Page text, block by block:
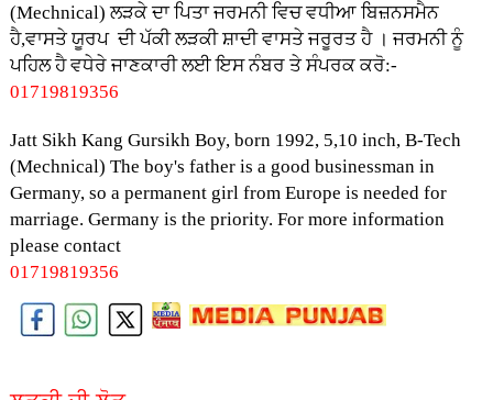
(Mechnical) ਲੜਕੇ ਦਾ ਪਿਤਾ ਜਰਮਨੀ ਵਿਚ ਵਧੀਆ ਬਿਜ਼ਨਸਮੈਨ
ਹੈ,ਵਾਸਤੇ ਯੂਰਪ ਦੀ ਪੱਕੀ ਲੜਕੀ ਸ਼ਾਦੀ ਵਾਸਤੇ ਜਰੂਰਤ ਹੈ । ਜਰਮਨੀ ਨੂੰ
ਪਹਿਲ ਹੈ ਵਧੇਰੇ ਜਾਣਕਾਰੀ ਲਈ ਇਸ ਨੰਬਰ ਤੇ ਸੰਪਰਕ ਕਰੋ:-
01719819356
Jatt Sikh Kang Gursikh Boy, born 1992, 5,10 inch, B-Tech
(Mechnical) The boy's father is a good businessman in
Germany, so a permanent girl from Europe is needed for
marriage. Germany is the priority. For more information
please contact
01719819356